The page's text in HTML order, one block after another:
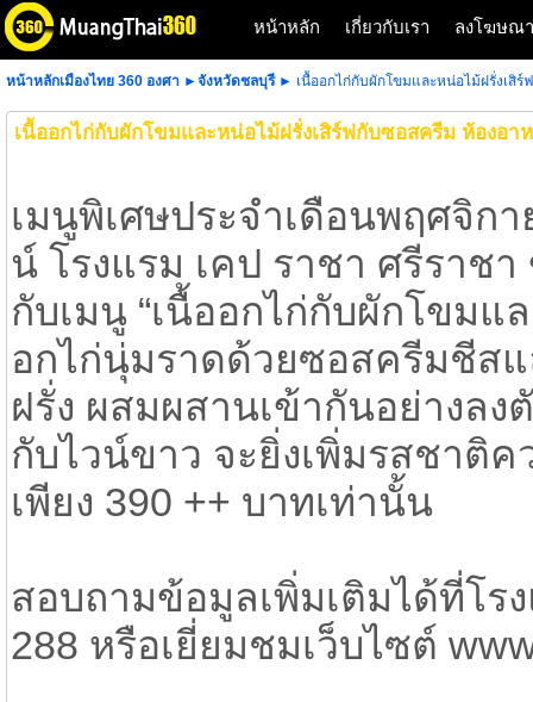
หน้าหลัก เกี่ยวกับเรา ลงโฆษณา
หน้าหลักเมืองไทย 360 องศา ►จังหวัดชลบุรี ► เนื้ออกไก่กับผักโขมและหน่อไม้ฝรั่งเสิร์
เนื้ออกไก่กับผักโขมและหน่อไม้ฝรั่งเสิร์ฟกับซอสครีม ห้องอา
เมนูพิเศษประจำเดือนพฤศจิก
น์ โรงแรม เคป ราชา ศรีราช
กับเมนู “เนื้ออกไก่กับผักโขม
อกไก่นุ่มราดด้วยซอสครีมชีส
ฝรั่ง ผสมผสานเข้ากันอย่างล
กับไวน์ขาว จะยิ่งเพิ่มรสชาติ
เพียง 390 ++ บาทเท่านั้น
สอบถามข้อมูลเพิ่มเติมได้ที่โร
288 หรือเยี่ยมชมเว็บไซต์